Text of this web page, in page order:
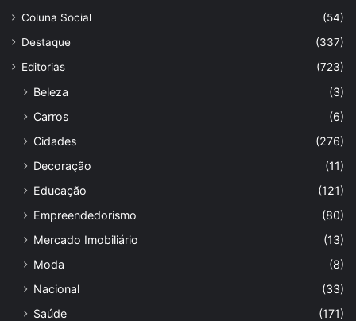
Coluna Social
(54)
Destaque
(337)
Editorias
(723)
Beleza
(3)
Carros
(6)
Cidades
(276)
Decoração
(11)
Educação
(121)
Empreendedorismo
(80)
Mercado Imobiliário
(13)
Moda
(8)
Nacional
(33)
Saúde
(171)